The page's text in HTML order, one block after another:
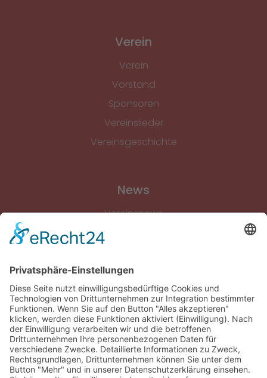
Verein
Verein
Vorstand
Sponsoren
Vereinslieder
Vereinsgeschichte
News
Vereinsnews
Gymnastik & Aerobic
Tischtennis
Footvolley
Sonstiges